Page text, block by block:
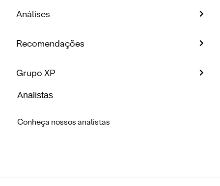
Análises
Recomendações
Grupo XP
Analistas
Conheça nossos analistas